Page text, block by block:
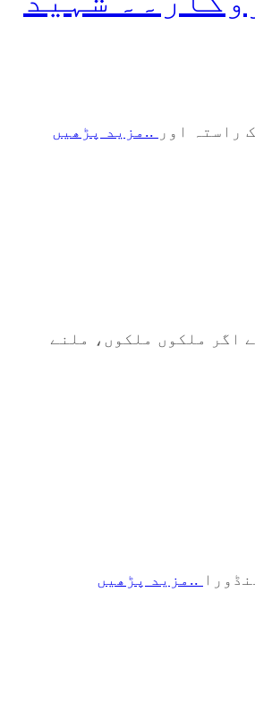
راستہ اور ..مزید پڑھیں
اگر ملکوں ملکوں، ملنے
..مزید پڑھیں